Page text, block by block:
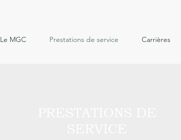
Le MGC Prestations de service Carrières